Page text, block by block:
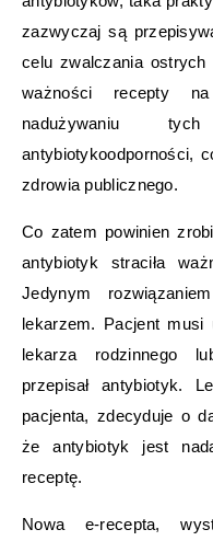
zazwyczaj są
celu zwalczania ostrych
ważności recepty
nadużywaniu
antybiotykoodporności,
zdrowia publicznego.
Co zatem powinien
antybiotyk straciła
Jedynym
lekarzem. Pacjent
lekarza rodzinnego
przepisał antybiotyk.
pacjenta, zdecyduje o
że antybiotyk jest
receptę.
Nowa e-recepta,